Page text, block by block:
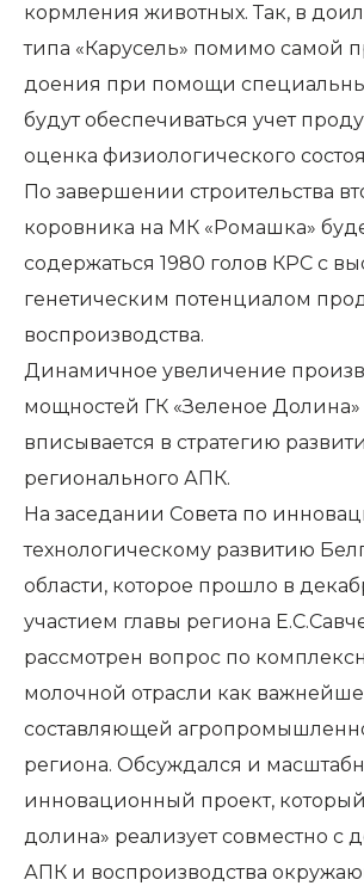
кормления животных. Так, в
типа «Карусель» помимо самой
доения при помощи
будут обеспечиваться учет
оценка физиологического
По завершении строительства
коровника на МК «Ромашка»
содержаться 1980 голов КРС с
генетическим потенциалом
воспроизводства.
Динамичное увеличение
мощностей ГК «Зеленое
вписывается в стратегию
регионального АПК.
На заседании Совета по
технологическому развитию
области, которое прошло в
участием главы региона
рассмотрен вопрос по
молочной отрасли как
составляющей
региона. Обсуждался и
инновационный проект,
долина» реализует совместно с
АПК и воспроизводства